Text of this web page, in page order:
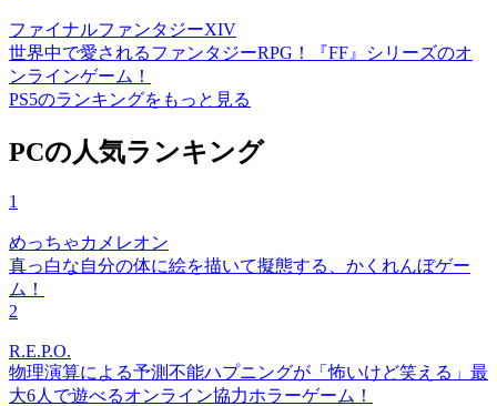
ファイナルファンタジーXIV
世界中で愛されるファンタジーRPG！『FF』シリーズのオ
ンラインゲーム！
PS5のランキングをもっと見る
PCの人気ランキング
1
めっちゃカメレオン
真っ白な自分の体に絵を描いて擬態する、かくれんぼゲー
ム！
2
R.E.P.O.
物理演算による予測不能ハプニングが「怖いけど笑える」最
大6人で遊べるオンライン協力ホラーゲーム！